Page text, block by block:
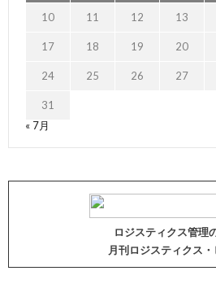
10 11 12 13
17 18 19 20
24 25 26 27
31
« 7月
ロジスティクス管理
月刊ロジスティクス